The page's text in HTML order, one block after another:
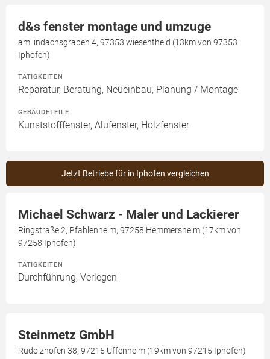
d&s fenster montage und umzuge
am lindachsgraben 4, 97353 wiesentheid (13km von 97353
Iphofen)
TÄTIGKEITEN
Reparatur, Beratung, Neueinbau, Planung / Montage
GEBÄUDETEILE
Kunststofffenster, Alufenster, Holzfenster
Jetzt Betriebe für in Iphofen vergleichen
Michael Schwarz - Maler und Lackierer
Ringstraße 2, Pfahlenheim, 97258 Hemmersheim (17km von
97258 Iphofen)
TÄTIGKEITEN
Durchführung, Verlegen
Steinmetz GmbH
Rudolzhofen 38, 97215 Uffenheim (19km von 97215 Iphofen)